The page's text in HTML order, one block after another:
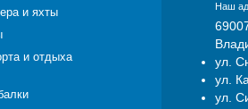
Наш
ул.
ул.
ул.
и яхты
и отдыха